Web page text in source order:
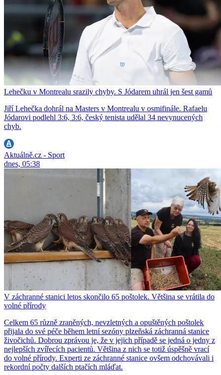
Lehečku v Montrealu srazily chyby. S Jódarem uhrál jen šest gamů
Jiří Lehečka dohrál na Masters v Montrealu v osmifinále. Rafaelu
Jódarovi podlehl 3:6, 3:6, český tenista udělal 34 nevynucených
chyb.
Aktuálně.cz - Sport
dnes, 05:38
V záchranné stanici letos skončilo 65 poštolek. Většina se vrátila do
volné přírody
Celkem 65 různě zraněných, nevzletných a opuštěných poštolek
přijala do své péče během letní sezóny plzeňská záchranná stanice
živočichů. Dobrou zprávou je, že v jejich případě se jedná o jedny z
nejlepších zvířecích pacientů. Většina z nich se totiž úspěšně vrací
do volné přírody. Experti ze záchranné stanice ovšem odchovávali i
rekordní počty dalších ptačích mláďat.